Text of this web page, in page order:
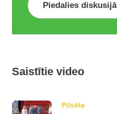
Piedalies diskusijā
Saistītie video
Pilsēta